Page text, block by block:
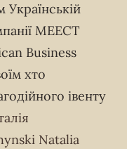
МЕЕСТ
Business
хто
івенту
Natalia